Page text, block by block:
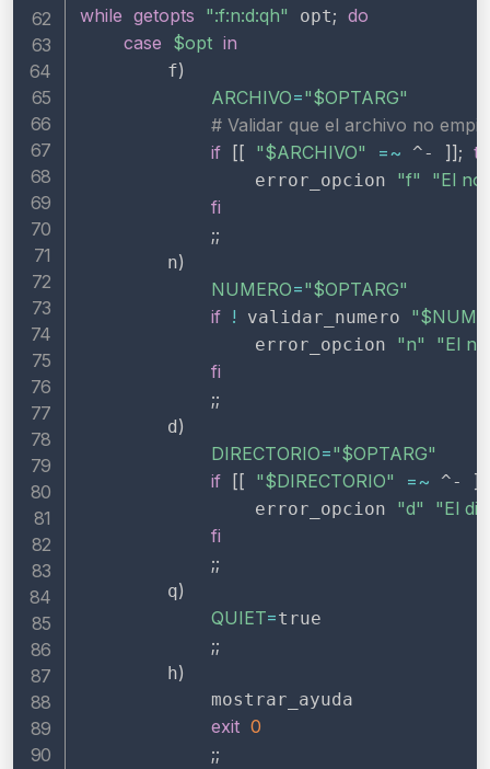
while getopts ":f:n:d:qh" opt; do
case $opt in
        f
)
ARCHIVO="$OPTARG"
# Validar que el archivo no
if
[ [ "$ARCHIVO" =~ ^- ] ] ;
                error_opcion
"f"
"El
fi
;;
        n
)
NUMERO="$OPTARG"
if ! validar_numero "
                error_opcion
"n"
"El
fi
;;
        d
)
DIRECTORIO="$OPTARG"
if
[ [ "$DIRECTORIO" =~ ^- ]
                error_opcion
"d"
"El
fi
;;
        q
)
QUIET=true
;;
        h
)
            mostrar_ayuda
exit 0
;;